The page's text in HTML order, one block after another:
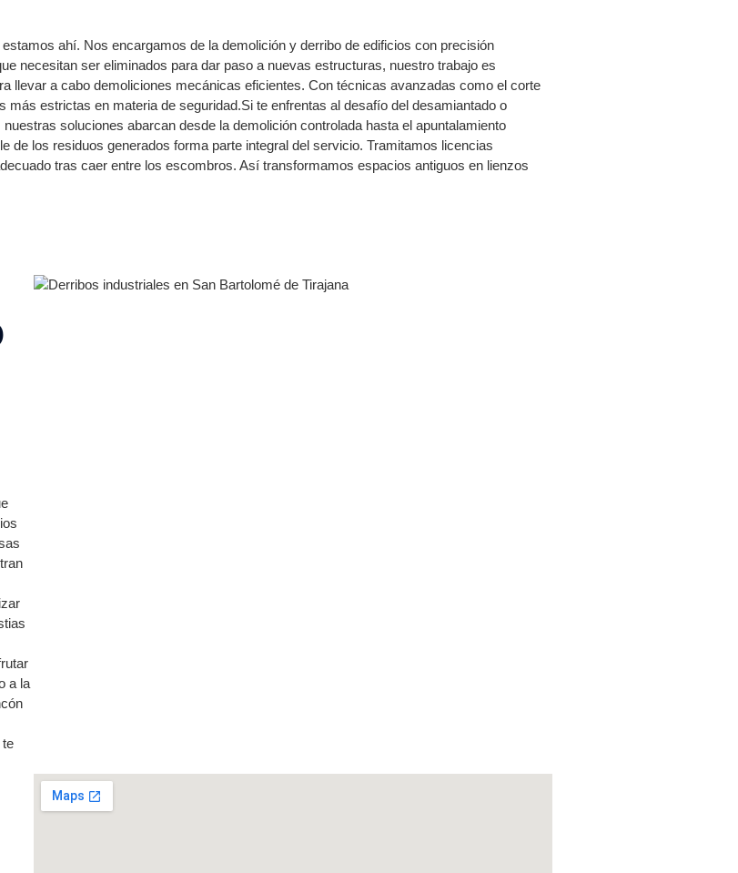
ahí. Nos encargamos de la demolición y derribo de edificios con precisión
necesitan ser eliminados para dar paso a nuevas estructuras, nuestro trabajo es
a cabo demoliciones mecánicas eficientes. Con técnicas avanzadas como el corte
estrictas en materia de seguridad.Si te enfrentas al desafío del desamiantado o
soluciones abarcan desde la demolición controlada hasta el apuntalamiento
de los residuos generados forma parte integral del servicio. Tramitamos licencias
tras caer entre los escombros. Así transformamos espacios antiguos en lienzos
a la
te